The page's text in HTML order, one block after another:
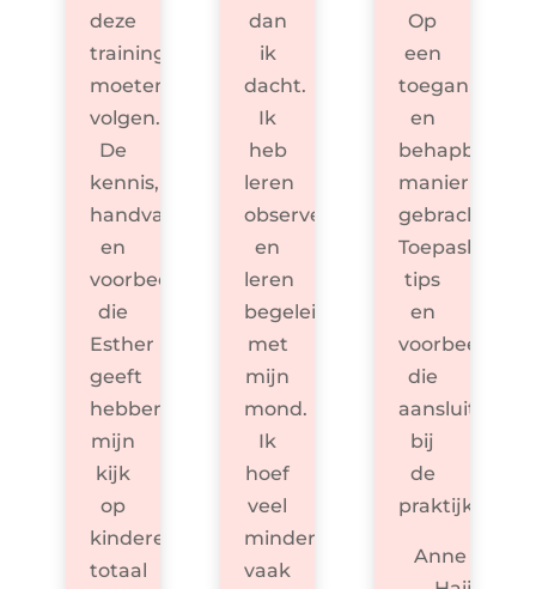
deze
training
moeten
volgen.
De
kennis,
handvaten
en
voorbeelden
die
Esther
geeft
hebben
mijn
kijk
op
kinderen
totaal
dan
ik
dacht.
Ik
heb
leren
observeren,
en
leren
begeleiden
met
mijn
mond.
Ik
hoef
veel
minder
vaak
Op
een
toegankelijke
en
behapbare
manier
gebracht.
Toepasbare
tips
en
voorbeelden
die
aansluiten
bij
de
praktijk.
Anne de